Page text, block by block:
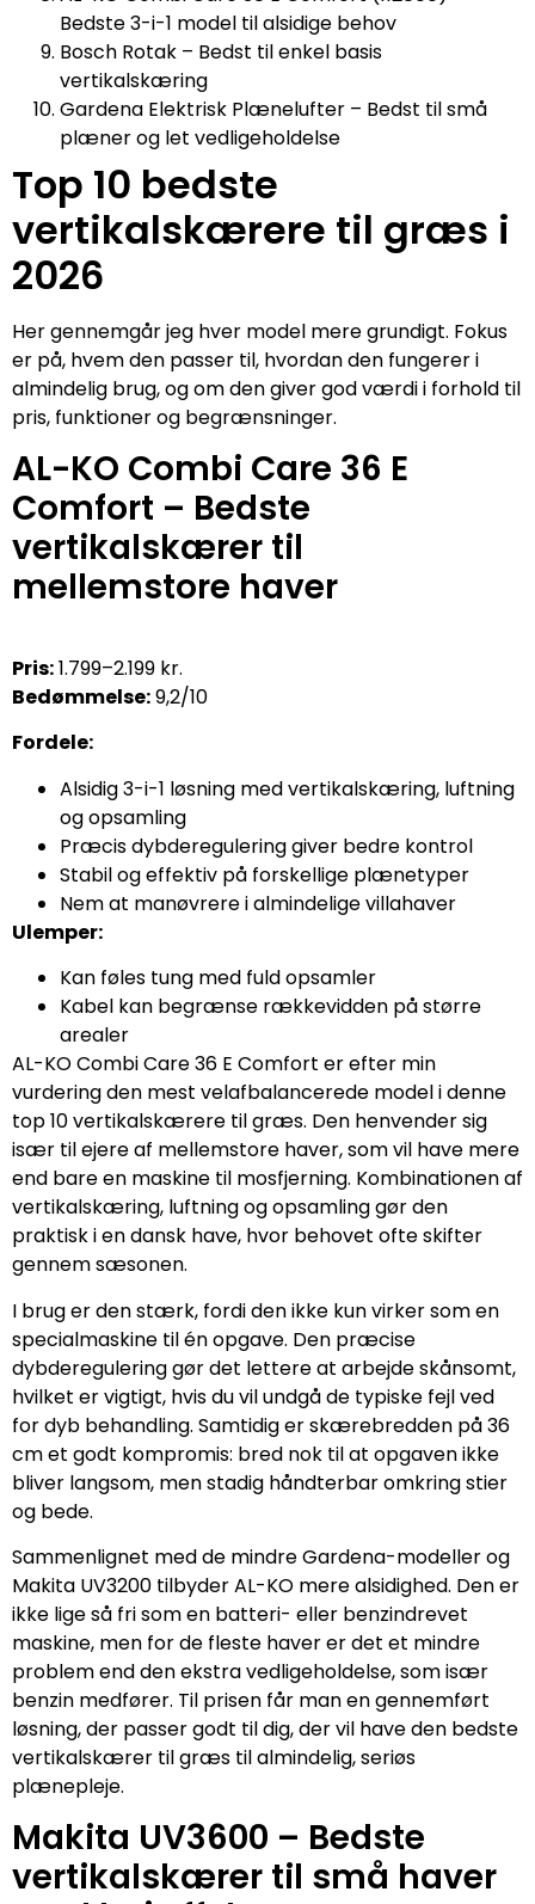
Bedste 3-i-1 model til alsidige behov
Bosch Rotak – Bedst til enkel basis
vertikalskæring
Gardena Elektrisk Plænelufter – Bedst til små
plæner og let vedligeholdelse
Top 10 bedste
vertikalskærere til græs i
2026
Her gennemgår jeg hver model mere grundigt. Fokus
er på, hvem den passer til, hvordan den fungerer i
almindelig brug, og om den giver god værdi i forhold til
pris, funktioner og begrænsninger.
AL-KO Combi Care 36 E
Comfort – Bedste
vertikalskærer til
mellemstore haver
Pris:1.799–2.199 kr.
Bedømmelse:9,2/10
Fordele:
Alsidig 3-i-1 løsning med vertikalskæring, luftning
og opsamling
Præcis dybderegulering giver bedre kontrol
Stabil og effektiv på forskellige plænetyper
Nem at manøvrere i almindelige villahaver
Ulemper:
Kan føles tung med fuld opsamler
Kabel kan begrænse rækkevidden på større
arealer
AL-KO Combi Care 36 E Comfort er efter min
vurdering den mest velafbalancerede model i denne
top 10 vertikalskærere til græs. Den henvender sig
især til ejere af mellemstore haver, som vil have mere
end bare en maskine til mosfjerning. Kombinationen af
vertikalskæring, luftning og opsamling gør den
praktisk i en dansk have, hvor behovet ofte skifter
gennem sæsonen.
I brug er den stærk, fordi den ikke kun virker som en
specialmaskine til én opgave. Den præcise
dybderegulering gør det lettere at arbejde skånsomt,
hvilket er vigtigt, hvis du vil undgå de typiske fejl ved
for dyb behandling. Samtidig er skærebredden på 36
cm et godt kompromis: bred nok til at opgaven ikke
bliver langsom, men stadig håndterbar omkring stier
og bede.
Sammenlignet med de mindre Gardena-modeller og
Makita UV3200 tilbyder AL-KO mere alsidighed. Den er
ikke lige så fri som en batteri- eller benzindrevet
maskine, men for de fleste haver er det et mindre
problem end den ekstra vedligeholdelse, som især
benzin medfører. Til prisen får man en gennemført
løsning, der passer godt til dig, der vil have den bedste
vertikalskærer til græs til almindelig, seriøs
plænepleje.
Makita UV3600 – Bedste
vertikalskærer til små haver